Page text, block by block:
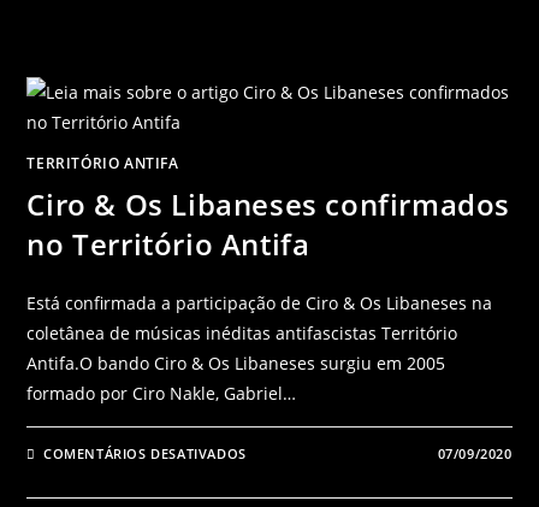
TERRITÓRIO ANTIFA
Ciro & Os Libaneses confirmados
no Território Antifa
Está confirmada a participação de Ciro & Os Libaneses na
coletânea de músicas inéditas antifascistas Território
Antifa.O bando Ciro & Os Libaneses surgiu em 2005
formado por Ciro Nakle, Gabriel…
COMENTÁRIOS DESATIVADOS 07/09/2020